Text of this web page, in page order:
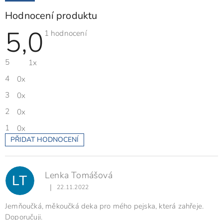
Hodnocení produktu
5,0 Průměrné
1 hodnocení
5
1x
4
0x
3
0x
2
0x
1
0x
PŘIDAT HODNOCENÍ
V
ý
p
i
s
o
d
LT Lenka Tomášová
Hodnocení produktu je 5 z 5 hvězdiček.
| 22.11.2022
Jemňoučká, měkoučká deka pro mého pejska, která zahřeje.
Doporučuji.